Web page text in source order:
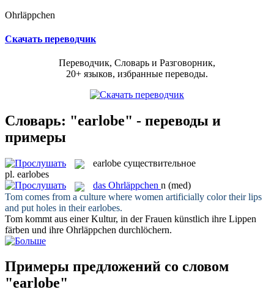
Ohrläppchen
Скачать переводчик
Переводчик, Словарь и Разговорник,
20+ языков, избранные переводы.
Словарь: "earlobe" - переводы и
примеры
earlobe существительное
pl. earlobes
das Ohrläppchen n (med)
Tom comes from a culture where women artificially color their lips
and put holes in theirearlobes.
Tom kommt aus einer Kultur, in der Frauen künstlich ihre Lippen
färben und ihre Ohrläppchen durchlöchern.
Примеры предложений со словом
"earlobe"